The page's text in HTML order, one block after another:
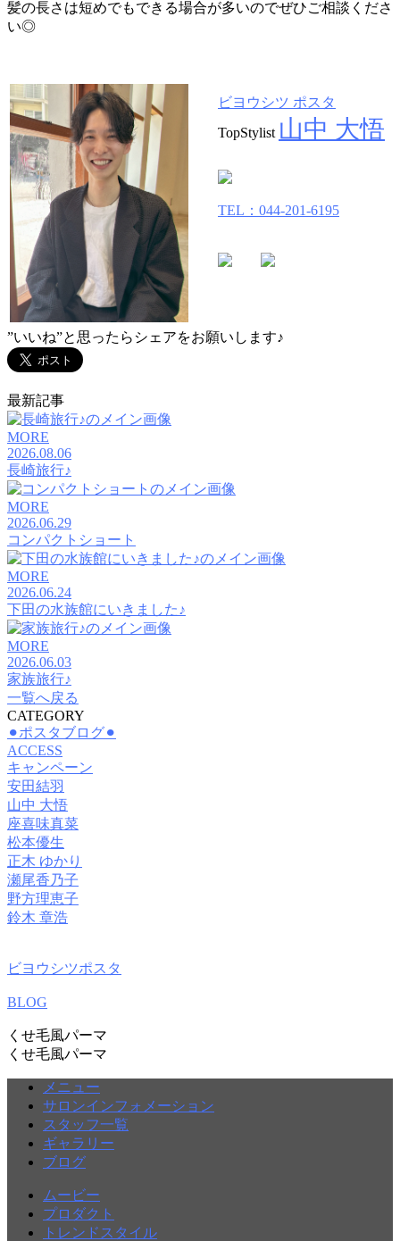
髪の長さは短めでもできる場合が多いのでぜひご相談くださ
い◎
ビヨウシツ ポスタ
TopStylist 山中 大悟
TEL：044-201-6195
”いいね”と思ったらシェアをお願いします♪
最新記事
MORE
2026.08.06
長崎旅行♪
MORE
2026.06.29
コンパクトショート
MORE
2026.06.24
下田の水族館にいきました♪
MORE
2026.06.03
家族旅行♪
一覧へ戻る
CATEGORY
⚫︎ポスタブログ⚫︎
ACCESS
キャンペーン
安田結羽
山中 大悟
座喜味真菜
松本優生
正木 ゆかり
瀬尾香乃子
野方理恵子
鈴木 章浩
ビヨウシツポスタ
BLOG
くせ毛風パーマ
くせ毛風パーマ
メニュー
サロンインフォメーション
スタッフ一覧
ギャラリー
ブログ
ムービー
プロダクト
トレンドスタイル